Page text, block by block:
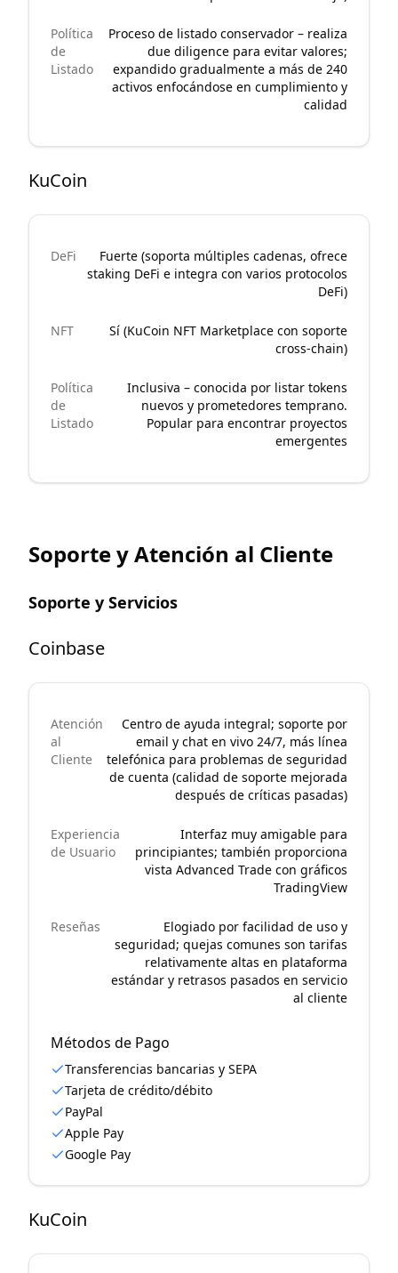
Política
de
Listado
Proceso de listado conservador – realiza
due diligence para evitar valores;
expandido gradualmente a más de 240
activos enfocándose en cumplimiento y
calidad
KuCoin
DeFi
Fuerte (soporta múltiples cadenas, ofrece
staking DeFi e integra con varios protocolos
DeFi)
NFT
Sí (KuCoin NFT Marketplace con soporte
cross-chain)
Política
de
Listado
Inclusiva – conocida por listar tokens
nuevos y prometedores temprano.
Popular para encontrar proyectos
emergentes
Soporte y Atención al Cliente
Soporte y Servicios
Coinbase
Atención
al
Cliente
Centro de ayuda integral; soporte por
email y chat en vivo 24/7, más línea
telefónica para problemas de seguridad
de cuenta (calidad de soporte mejorada
después de críticas pasadas)
Experiencia
de Usuario
Interfaz muy amigable para
principiantes; también proporciona
vista Advanced Trade con gráficos
TradingView
Reseñas
Elogiado por facilidad de uso y
seguridad; quejas comunes son tarifas
relativamente altas en plataforma
estándar y retrasos pasados en servicio
al cliente
Métodos de Pago
Transferencias bancarias y SEPA
Tarjeta de crédito/débito
PayPal
Apple Pay
Google Pay
KuCoin